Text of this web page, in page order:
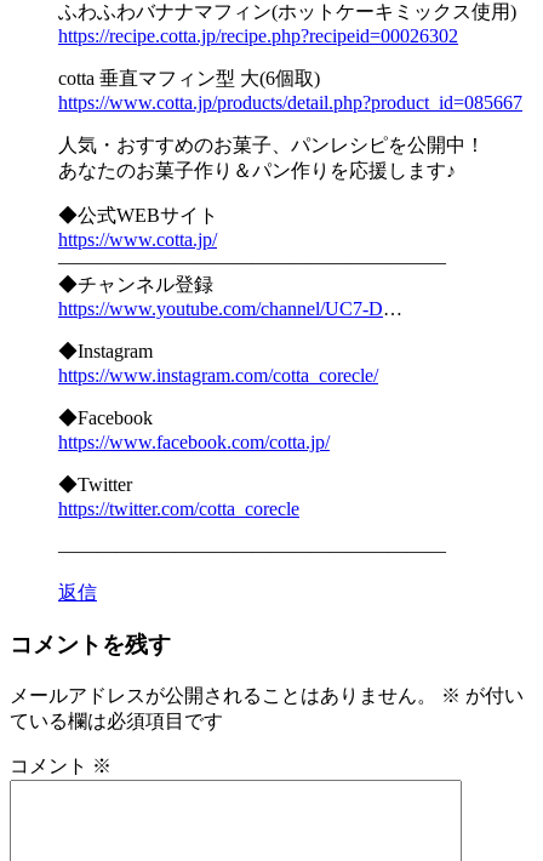
ふわふわバナナマフィン(ホットケーキミックス使用)
https://recipe.cotta.jp/recipe.php?recipeid=00026302
cotta 垂直マフィン型 大(6個取)
https://www.cotta.jp/products/detail.php?product_id=085667
人気・おすすめのお菓子、パンレシピを公開中！
あなたのお菓子作り＆パン作りを応援します♪
◆公式WEBサイト
https://www.cotta.jp/
————————————————————
◆チャンネル登録
https://www.youtube.com/channel/UC7-D…
◆Instagram
https://www.instagram.com/cotta_corecle/
◆Facebook
https://www.facebook.com/cotta.jp/
◆Twitter
https://twitter.com/cotta_corecle
————————————————————
返信
コメントを残す
メールアドレスが公開されることはありません。 ※ が付い
ている欄は必須項目です
コメント ※